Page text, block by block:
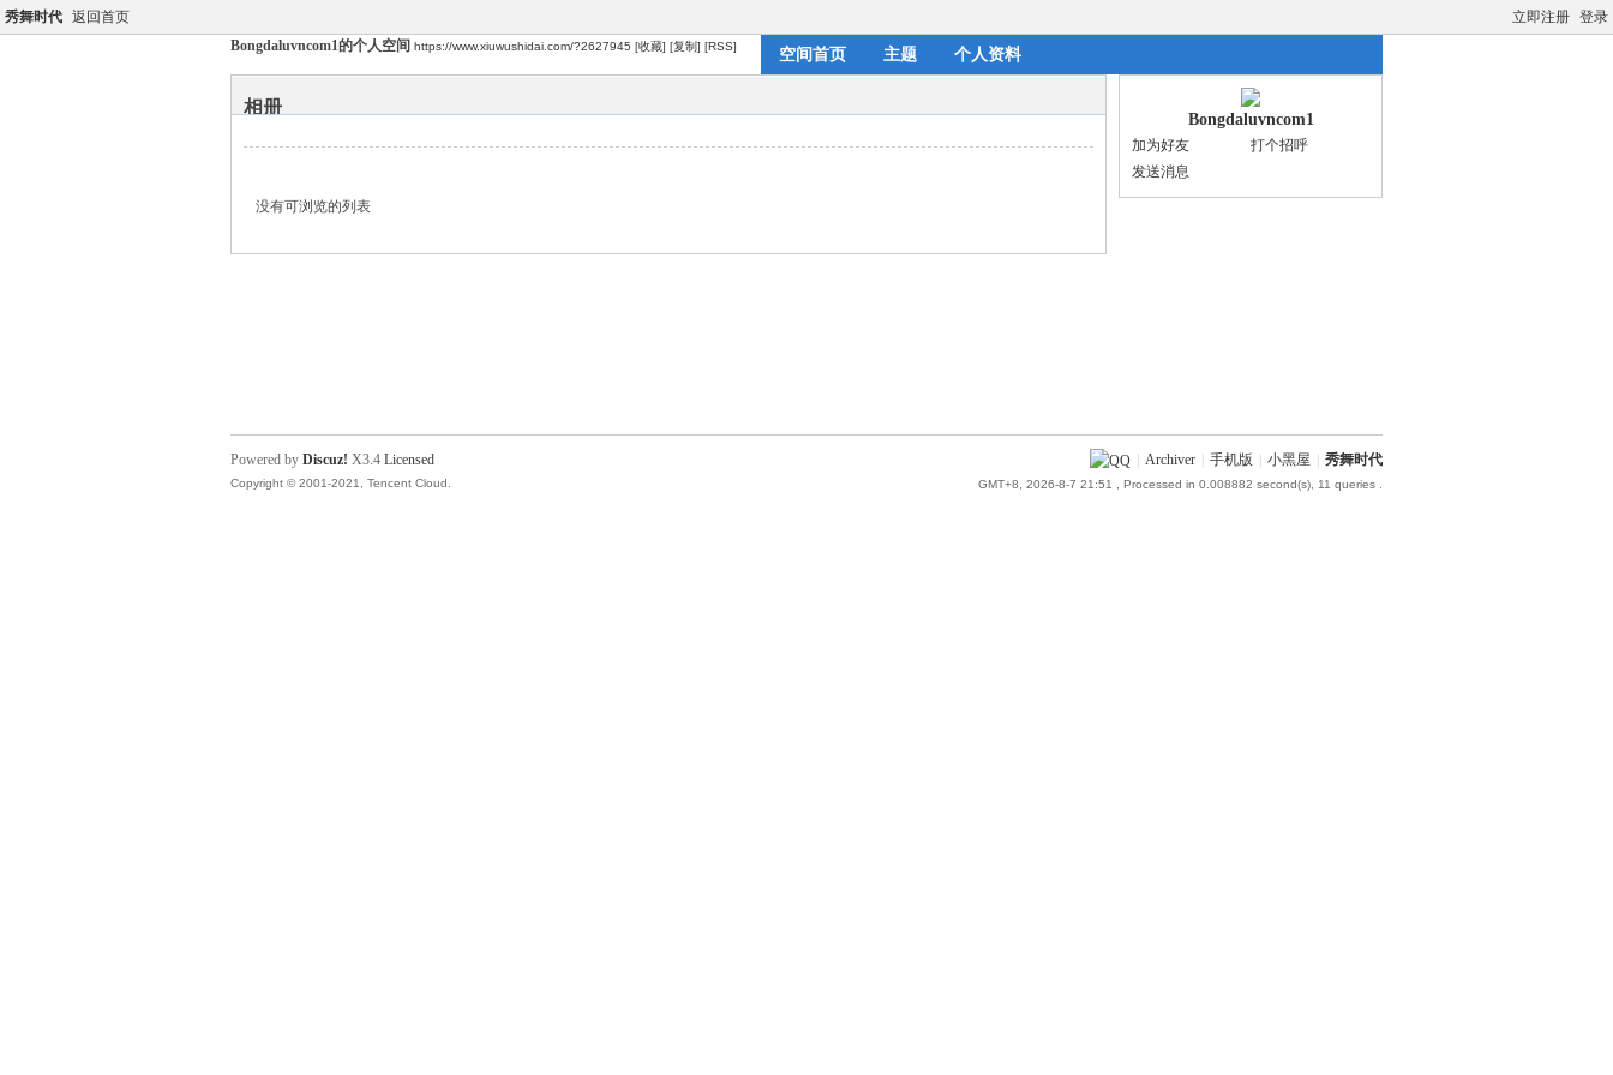
立即注册 登录
秀舞时代 返回首页
Bongdaluvncom1的个人空间 https://www.xiuwushidai.com/?2627945 [收藏] [复制] [RSS] 空间首页 主题 个人资料
相册
没有可浏览的列表
Bongdaluvncom1
加为好友
打个招呼
发送消息
Archiver 手机版 小黑屋 秀舞时代
GMT+8, 2026-8-7 21:51 , Processed in 0.008882 second(s), 11 queries .
Powered by Discuz! X3.4 Licensed
Copyright © 2001-2021, Tencent Cloud.